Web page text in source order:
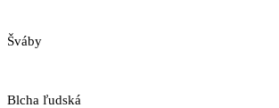
Šváby
Blcha ľudská